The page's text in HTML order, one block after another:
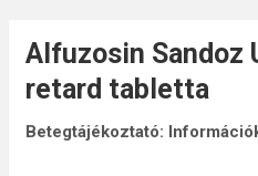
Alfuzosin Sandoz
retard tabletta
Betegtájékoztató: